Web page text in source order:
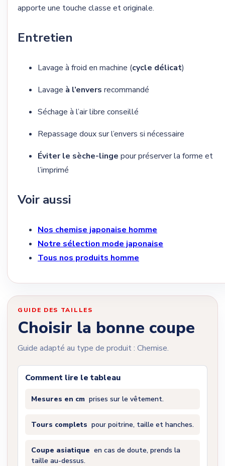
apporte une touche classe et originale.
Entretien
Lavage à froid en machine (cycle délicat)
Lavage à l’envers recommandé
Séchage à l’air libre conseillé
Repassage doux sur l’envers si nécessaire
Éviter le sèche-linge pour préserver la forme et
l’imprimé
Voir aussi
Nos chemise japonaise homme
Notre sélection mode japonaise
Tous nos produits homme
GUIDE DES TAILLES
Choisir la bonne coupe
Guide adapté au type de produit : Chemise.
Comment lire le tableau
Mesures en cm prises sur le vêtement.
Tours complets pour poitrine, taille et hanches.
Coupe asiatique en cas de doute, prends la
taille au-dessus.